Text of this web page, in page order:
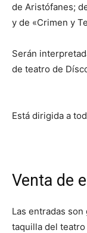
de Aristófanes;
y de «Crimen y
Serán
de teatro de
Está dirigida a
Venta de
Las entradas
taquilla del teatro